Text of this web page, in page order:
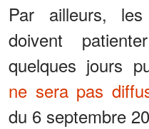
Par ailleurs,
doivent
quelques jours
ne sera pas
du 6 septembre